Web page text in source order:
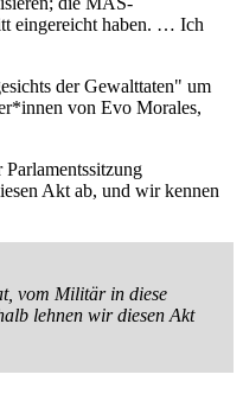
eingereicht haben. … Ich
der Gewalttaten" um
von Evo Morales,
Akt ab, und wir kennen
vom Militär in diese
lehnen wir diesen Akt